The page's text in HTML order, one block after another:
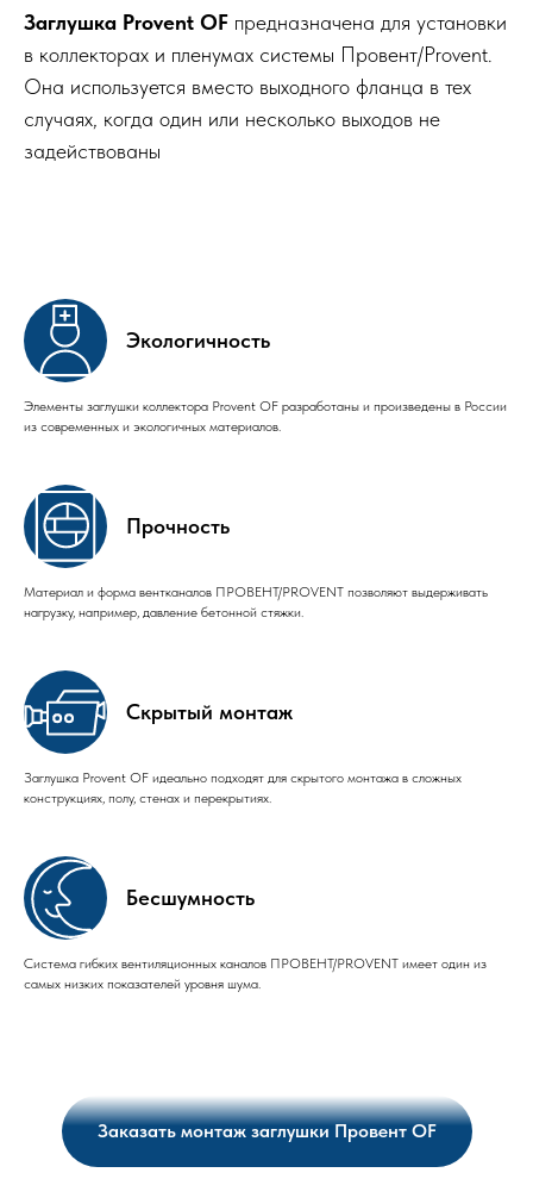
Заглушка Provent OF предназначена для установки
в коллекторах и пленумах системы Провент/Provent.
Она используется вместо выходного фланца в тех
случаях, когда один или несколько выходов не
задействованы
Экологичность
Элементы заглушки коллектора Provent OF разработаны и произведены в России
из современных и экологичных материалов.
Прочность
Материал и форма вентканалов ПРОВЕНТ/PROVENT позволяют выдерживать
нагрузку, например, давление бетонной стяжки.
Скрытый монтаж
Заглушка Provent OF идеально подходят для скрытого монтажа в сложных
конструкциях, полу, стенах и перекрытиях.
Бесшумность
Система гибких вентиляционных каналов ПРОВЕНТ/PROVENT имеет один из
самых низких показателей уровня шума.
Заказать монтаж заглушки Провент OF